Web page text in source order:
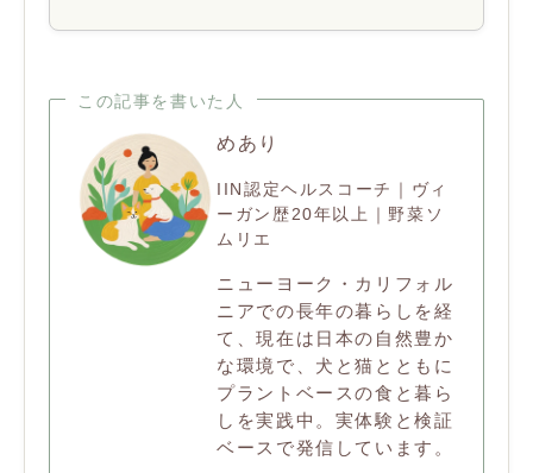
この記事を書いた人
めあり
IIN認定ヘルスコーチ｜ヴィ
ーガン歴20年以上｜野菜ソ
ムリエ
ニューヨーク・カリフォル
ニアでの長年の暮らしを経
て、現在は日本の自然豊か
な環境で、犬と猫とともに
プラントベースの食と暮ら
しを実践中。実体験と検証
ベースで発信しています。